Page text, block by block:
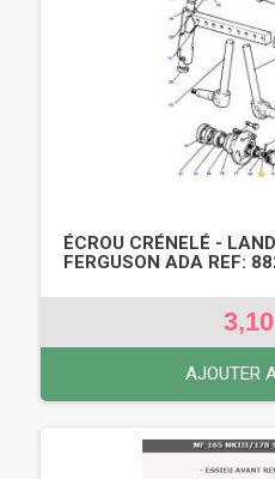
ÉCROU CRÉNELÉ -
FERGUSON ADA REF:
AJOUTER